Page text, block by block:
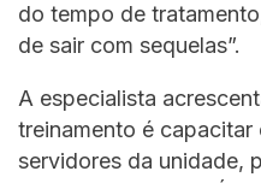
do tempo de
de sair com sequelas”.
A especialista
treinamento é
servidores da unidade,